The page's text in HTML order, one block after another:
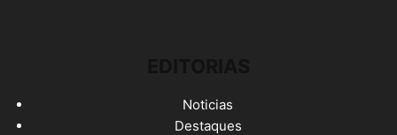
Noticias
Destaques